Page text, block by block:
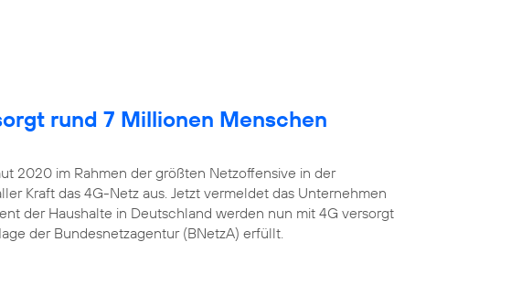
rund 7 Millionen Menschen
2020 im Rahmen der größten Netzoffensive in der
Kraft das 4G-Netz aus. Jetzt vermeldet das Unternehmen
der Haushalte in Deutschland werden nun mit 4G versorgt
der Bundesnetzagentur (BNetzA) erfüllt.